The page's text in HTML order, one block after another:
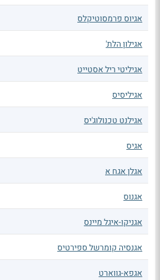
אגיוס פרמסוטיקלס
אגילון הלת'
אגיליטי ריל אסטייט
אגיליסיס
אגילנט טכנולוג'יס
אגיס
אגלן אגח א
אגנוס
אגניקו-איגל מיינס
אגנסיה קומרשל ספירטיס
אגפא-גווארט